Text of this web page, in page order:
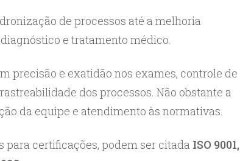
de processos até a melhoria
e tratamento médico.
precisão e exatidão nos exames, controle de
dos processos. Não obstante a
da equipe e atendimento às normativas.
certificações, podem ser citada ISO 9001,